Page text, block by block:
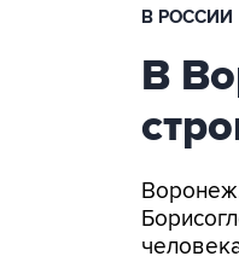
В РОССИИ
В